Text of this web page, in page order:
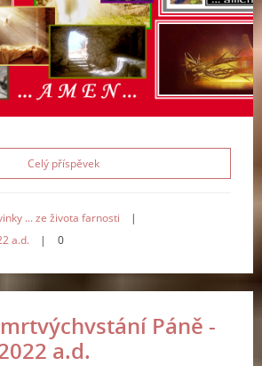
Celý příspěvek
... ze života farnosti
|
a.d.
| 0
Páně -
a.d.